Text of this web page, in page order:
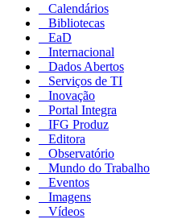
Calendários
Bibliotecas
EaD
Internacional
Dados Abertos
Serviços de TI
Inovação
Portal Integra
IFG Produz
Editora
Observatório
Mundo do Trabalho
Eventos
Imagens
Vídeos